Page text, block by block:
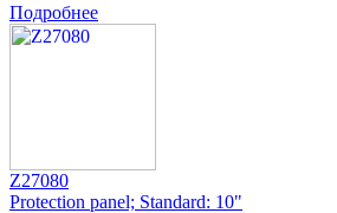
Подробнее
Z27080
Protection panel; Standard: 10"